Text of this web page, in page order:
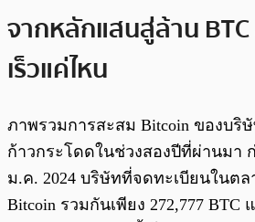
จากหลักแสนสู่ล้าน
เร็วแค่ไหน
ภาพรวมการสะสม Bitcoin ของบริ
ก้าวกระโดดในช่วงสองปีที่ผ่านมา
ม.ค. 2024 บริษัทที่จดทะเบียนในต
Bitcoin รวมกันเพียง 272,777 BTC